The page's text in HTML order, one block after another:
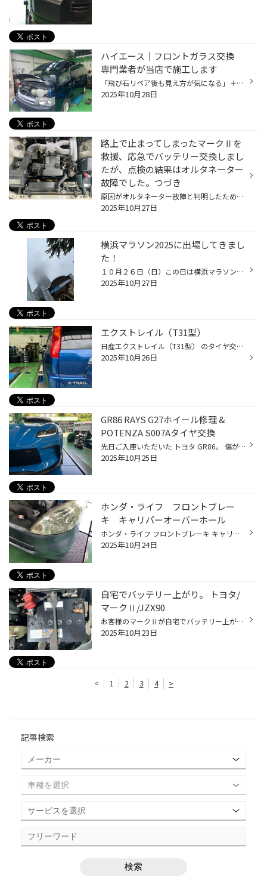
ハイエース｜フロントガラス交換
専門業者が当店で施工します
「飛び石リペア後も見え方が気になる」＋「新車から約20年で白ボケ・ワイパー傷が増えた」 この2点から、交換を実施しました。フロントガラスは“視界そのもの”。劣化が進むと、特に夜間・雨天・逆光で見づらさが一気に増します。 フロントガラス交換は特殊作業のため、専門のガラス業者が当店で施工...
2025年10月28日
路上で止まってしまったマークⅡを
救援、応急でバッテリー交換しまし
たが、点検の結果はオルタネーター
故障でした。つづき
原因がオルタネーター故障と判明したため、今回は リビルト品のオルタネーター を使用して交換作業を行いました。 補機ベルトを外し、故障したオルタネーターを取り外します。 配線や取り付けボルトを外す際も、周辺部品を傷めないよう丁寧に進めます。 取り外したオルタネーターとリビルト品を並べ...
2025年10月27日
横浜マラソン2025に出場してきまし
た！
１０月２６日（日）この日は横浜マラソンに出場しており、お店を留守にしてしまいました。 ご不便をおかけして申し訳ありませんでした。 あいにくの雨でしたが、霧に包まれたランドマークタワーや、みなとみらいの街並みの中を走ってきました。 沿道からの温かい応援にも支えられ、無事に完走できま...
2025年10月27日
エクストレイル（T31型）
日産エクストレイル（T31型） のタイヤ交換をご依頼いただきました。 お選びいただいたのは、 REGNO GR-XIII TYPE RV。 REGNOならではの静かで上質な乗り心地に加え、SUVに合わせた安定感もバッチリ これで街乗りから高速ドライブまで、さらに快適に楽しんでいただけます
2025年10月26日
GR86 RAYS G27ホイール修理 &
POTENZA S007Aタイヤ交換
先日ご入庫いただいた トヨタ GR86。 傷がついてしまった RAYS G27ホイールを修理し、仕上がりと同時に ブリヂストン POTENZA S007A を組み込みました。 まずは修理から戻ってきたG27ホイール。 深みのあるガンメタカラーが美しく復活しました 今回はタイヤもリフレッシュ。 選んでいただいたのは ...
2025年10月25日
ホンダ・ライフ フロントブレー
キ キャリパーオーバーホール
ホンダ・ライフ フロントブレーキ キャリパーオーバーホールのご依頼をいただきました。 ありがとうございますm(_ _)m 先日、最近ブレーキの効きが悪いというご相談で、点検をしたところ・・・ フロントブレーキピストン部分に付いてるゴムのブーツが切れてました(ﾟДﾟ;) ここから水分が入ってしまう...
2025年10月24日
自宅でバッテリー上がり。 トヨタ/
マークⅡ/JZX90
お客様のマークⅡが自宅でバッテリー上がり。 ご自身でジャンプスターターを使い、一度はエンジン始動できましたが、当店までの道中で信号待ち中にエンジンが停止。結果として大渋滞になってしまいました。 幸い当店のすぐ近くだったため、スタッフが現場へ駆けつけ、その場でバッテリー交換を実施。...
2025年10月23日
< 1 2 3 4 >
記事検索